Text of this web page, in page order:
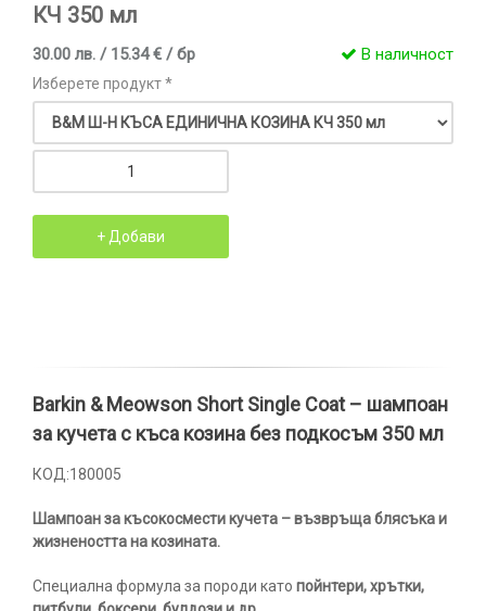
КЧ 350 мл
30.00 лв. / 15.34 € / бр В наличност
Изберете продукт *
Barkin & Meowson Short Single Coat – шампоан
за кучета с къса козина без подкосъм 350 мл
КОД:180005
Шампоан за късокосмести кучета – възвръща блясъка и
жизнеността на козината.
Специална формула за породи като пойнтери, хрътки,